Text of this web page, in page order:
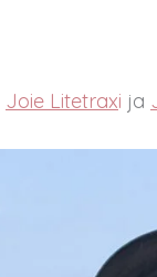
Joie Litetraxi ja